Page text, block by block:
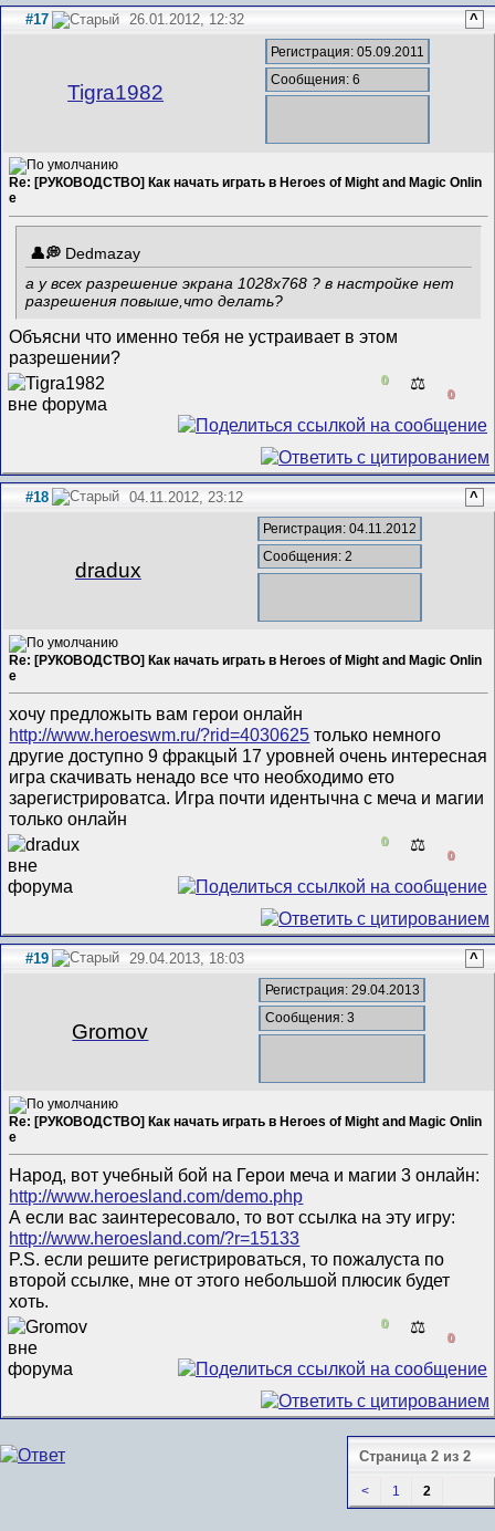
#17 26.01.2012, 12:32 ^
Tigra1982
Регистрация: 05.09.2011
Сообщения: 6
Re: [РУКОВОДСТВО] Как начать играть в Heroes of Might and Magic Onlin
e
Dedmazay
а у всех разрешение экрана 1028х768 ? в настройке нет
разрешения повыше,что делать?
Объясни что именно тебя не устраивает в этом
разрешении?
0 ⚖️
0
#18 04.11.2012, 23:12 ^
dradux
Регистрация: 04.11.2012
Сообщения: 2
Re: [РУКОВОДСТВО] Как начать играть в Heroes of Might and Magic Onlin
e
хочу предложыть вам герои онлайн
http://www.heroeswm.ru/?rid=4030625 только немного
другие доступно 9 фракцый 17 уровней очень интересная
игра скачивать ненадо все что необходимо ето
зарегистрироватса. Игра почти идентычна с меча и магии
только онлайн
0 ⚖️
0
#19 29.04.2013, 18:03 ^
Gromov
Регистрация: 29.04.2013
Сообщения: 3
Re: [РУКОВОДСТВО] Как начать играть в Heroes of Might and Magic Onlin
e
Народ, вот учебный бой на Герои меча и магии 3 онлайн:
http://www.heroesland.com/demo.php
А если вас заинтересовало, то вот ссылка на эту игру:
http://www.heroesland.com/?r=15133
P.S. если решите регистрироваться, то пожалуста по
второй ссылке, мне от этого небольшой плюсик будет
хоть.
0 ⚖️
0
Страница 2 из 2
< 1 2